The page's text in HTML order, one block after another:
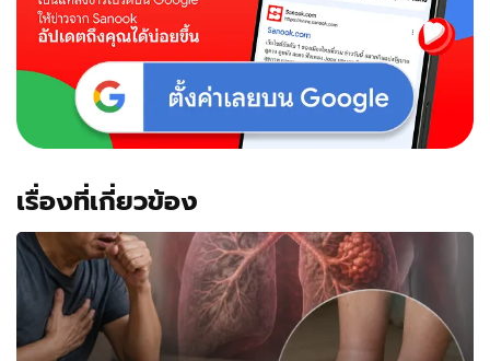
ไม่มี
รถ
เงิน
ให้
ชาย
หมด
เรื่องที่เกี่ยวข้อง